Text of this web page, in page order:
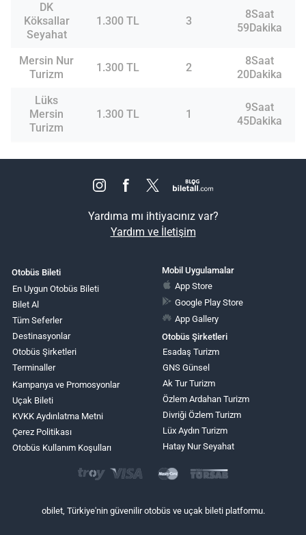
DK
Köksallar
Seyahat
1.300 TL 3
8Saat
59Dakika
Mersin Nur
Turizm
1.300 TL 2
8Saat
20Dakika
Lüks
Mersin
Turizm
1.300 TL 1
9Saat
45Dakika
Yardıma mı ihtiyacınız var?
Yardım ve İletişim
Otobüs Bileti
En Uygun Otobüs Bileti
Bilet Al
Tüm Seferler
Destinasyonlar
Otobüs Şirketleri
Terminaller
Kampanya ve Promosyonlar
Uçak Bileti
KVKK Aydınlatma Metni
Çerez Politikası
Otobüs Kullanım Koşulları
Mobil Uygulamalar
App Store
Google Play Store
App Gallery
Otobüs Şirketleri
Esadaş Turizm
GNS Günsel
Ak Tur Turizm
Özlem Ardahan Turizm
Divriği Özlem Turizm
Lüx Aydın Turizm
Hatay Nur Seyahat
obilet, Türkiye'nin güvenilir otobüs ve uçak bileti platformu.